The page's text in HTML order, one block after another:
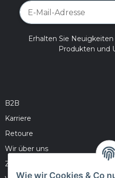
Erhalten Sie
Produkten und
B2B
Karriere
Retoure
Wir über uns
Zahlungsmöglichkeiten
Wie wir Cookies & Co